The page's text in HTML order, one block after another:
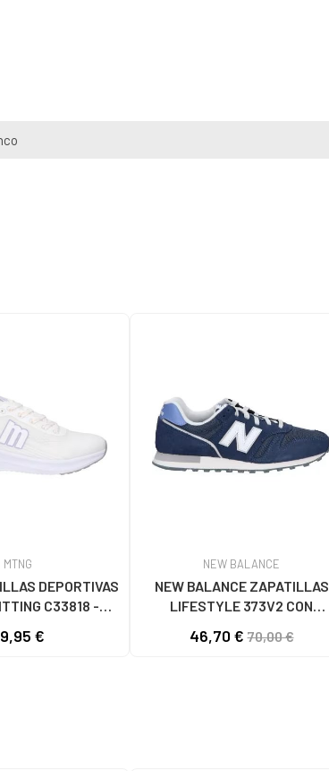
MTNG
DEPORTIVAS
C33818 -
€
NEW BALANCE
NEW BALANCE ZAPATILLAS
LIFESTYLE 373V2 CON
46,70 €70,00 €